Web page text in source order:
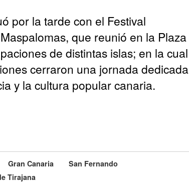
por la tarde con el Festival
que reunió en la Plaza
de distintas islas; en la cual
cerraron una jornada dedicada
y la cultura popular canaria.
Gran Canaria
San Fernando
Tirajana